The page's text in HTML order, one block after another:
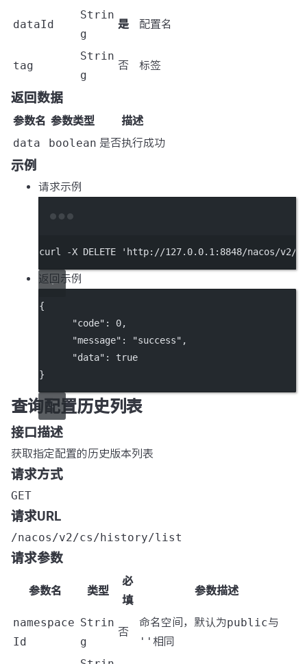
dataId
Strin
g
是 配置名
tag
Strin
g
否 标签
返回数据
参数名 参数类型
描述
data
boolean 是否执行成功
示例
请求示例
curl -X DELETE 'http://127.0.0.1:8848/nacos/v2/cs/
返回示例
{
"code" : 0,
"message" : "success" ,
"data" : true
}
查询配置历史列表
接口描述
获取指定配置的历史版本列表
请求方式
GET
请求URL
/nacos/v2/cs/history/list
请求参数
参数名 类型
必
填
参数描述
namespace
Id
Strin
g
否
命名空间，默认为public与
'' 相同